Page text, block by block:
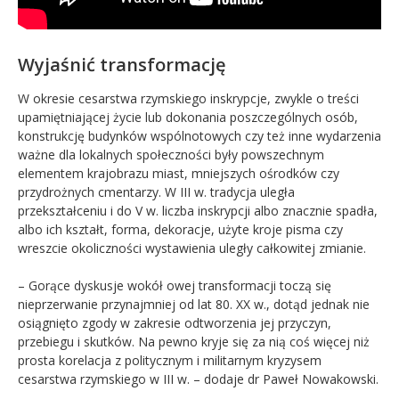
Wyjaśnić transformację
W okresie cesarstwa rzymskiego inskrypcje, zwykle o treści
upamiętniającej życie lub dokonania poszczególnych osób,
konstrukcję budynków wspólnotowych czy też inne wydarzenia
ważne dla lokalnych społeczności były powszechnym
elementem krajobrazu miast, mniejszych ośrodków czy
przydrożnych cmentarzy. W III w. tradycja uległa
przekształceniu i do V w. liczba inskrypcji albo znacznie spadła,
albo ich kształt, forma, dekoracje, użyte kroje pisma czy
wreszcie okoliczności wystawienia uległy całkowitej zmianie.
– Gorące dyskusje wokół owej transformacji toczą się
nieprzerwanie przynajmniej od lat 80. XX w., dotąd jednak nie
osiągnięto zgody w zakresie odtworzenia jej przyczyn,
przebiegu i skutków. Na pewno kryje się za nią coś więcej niż
prosta korelacja z politycznym i militarnym kryzysem
cesarstwa rzymskiego w III w. – dodaje dr Paweł Nowakowski.